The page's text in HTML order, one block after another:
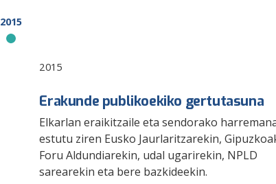
2015
2015
Erakunde publikoekiko gertutasuna
Elkarlan eraikitzaile eta sendorako
estutu ziren Eusko Jaurlaritzarekin,
Foru Aldundiarekin, udal ugarirekin, NPLD
sarearekin eta bere bazkideekin.